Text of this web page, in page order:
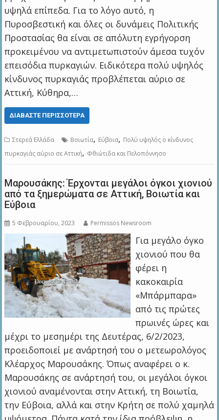
υψηλά επίπεδα. Για το λόγο αυτό, η
Πυροσβεστική και όλες οι δυνάμεις Πολιτικής
Προστασίας θα είναι σε απόλυτη εγρήγορση
προκειμένου να αντιμετωπιστούν άμεσα τυχόν
επεισόδια πυρκαγιών. Ειδικότερα πολύ υψηλός
κίνδυνος πυρκαγιάς προβλέπεται αύριο σε
Αττική, Κύθηρα,…
ΔΙΑΒΆΣΤΕ ΠΕΡΙΣΣΌΤΕΡΑ
Στερεά Ελλάδα Βοιωτία, Εύβοια, Πολύ υψηλός ο κίνδυνος
πυρκαγιάς αύριο σε Αττική, Φθιώτιδα και Πελοπόννησο
Μαρουσάκης: Έρχονται μεγάλοι όγκοι χιονιού
από τα ξημερώματα σε Αττική, Βοιωτία και
Εύβοια
5 Φεβρουαρίου, 2023 Permissos Newsroom
Για μεγάλο όγκο
χιονιού που θα
φέρει η
κακοκαιρία
«Μπάρμπαρα»
από τις πρώτες
πρωινές ώρες και
μέχρι το μεσημέρι της Δευτέρας, 6/2/2023,
προειδοποιεί με ανάρτησή του ο μετεωρολόγος
Κλέαρχος Μαρουσάκης. Όπως αναφέρει ο κ.
Μαρουσάκης σε ανάρτησή του, οι μεγάλοι όγκοι
χιονιού αναμένονται στην Αττική, τη Βοιωτία,
την Εύβοια, αλλά και στην Κρήτη σε πολύ χαμηλά